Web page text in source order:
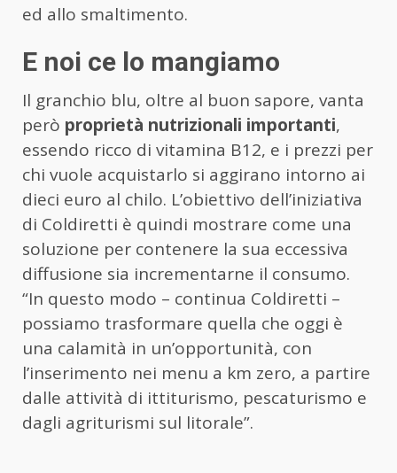
ed allo smaltimento.
E noi ce lo mangiamo
Il granchio blu, oltre al buon sapore, vanta
però proprietà nutrizionali importanti,
essendo ricco di vitamina B12, e i prezzi per
chi vuole acquistarlo si aggirano intorno ai
dieci euro al chilo. L’obiettivo dell’iniziativa
di Coldiretti è quindi mostrare come una
soluzione per contenere la sua eccessiva
diffusione sia incrementarne il consumo.
“In questo modo – continua Coldiretti –
possiamo trasformare quella che oggi è
una calamità in un’opportunità, con
l’inserimento nei menu a km zero, a partire
dalle attività di ittiturismo, pescaturismo e
dagli agriturismi sul litorale”.